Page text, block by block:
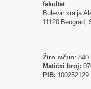
fakultet
Bulevar kralja
11120 Beograd,
Žiro račun:
Matični broj:
PIB: 100252129